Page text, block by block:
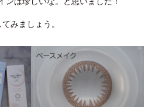
みましょう。